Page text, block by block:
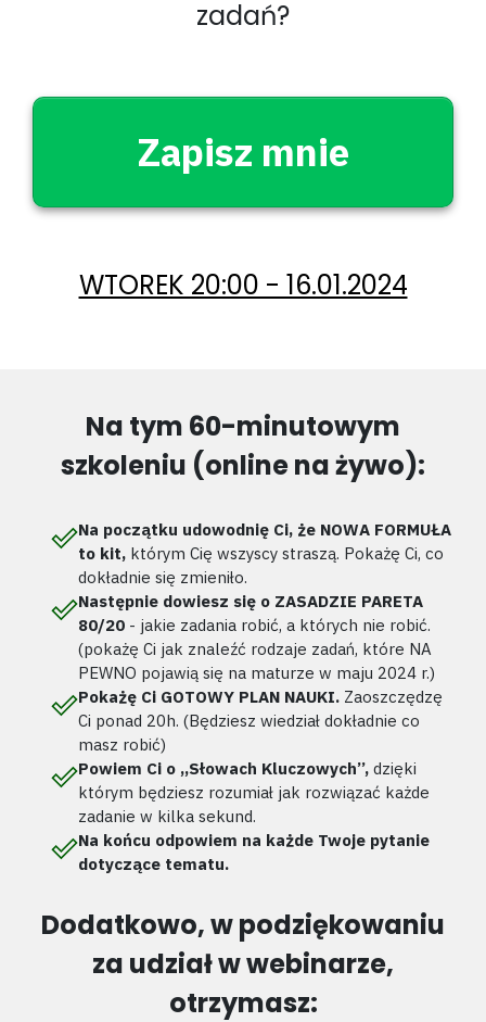
zadań?
Zapisz mnie
WTOREK 20:00 - 16.01.2024
Na tym 60-minutowym
szkoleniu (online na żywo):
Na początku udowodnię Ci, że NOWA FORMUŁA
to kit,którym Cię wszyscy straszą. Pokażę Ci, co
dokładnie się zmieniło.
Następnie dowiesz się o ZASADZIE PARETA
80/20- jakie zadania robić, a których nie robić.
(pokażę Ci jak znaleźć rodzaje zadań, które NA
PEWNO pojawią się na maturze w maju 2024 r.)
Pokażę Ci GOTOWY PLAN NAUKI. Zaoszczędzę
Ci ponad 20h. (Będziesz wiedział dokładnie co
masz robić)
Powiem Ci o ,,Słowach Kluczowych’’,dzięki
którym będziesz rozumiał jak rozwiązać każde
zadanie w kilka sekund.
Na końcu odpowiem na każde Twoje pytanie
dotyczące tematu.
Dodatkowo, w podziękowaniu
za udział w webinarze,
otrzymasz: